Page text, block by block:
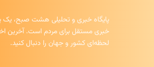
پایگاه خبری و تحلیلی هشت صبح، یک
خبری مستقل برای مردم است. آخرین
لحظه‌ای کشور و جهان را دنبال کنید.